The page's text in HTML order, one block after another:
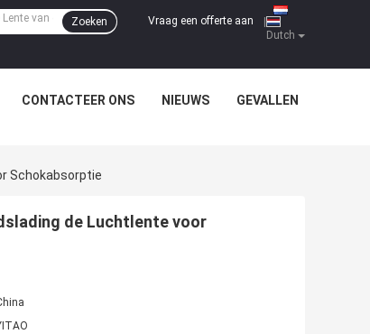
Dutch
Vraag een offerte aan
Zoeken
CONTACTEER ONS NIEUWS GEVALLEN
Schokabsorptie
de Luchtlente voor